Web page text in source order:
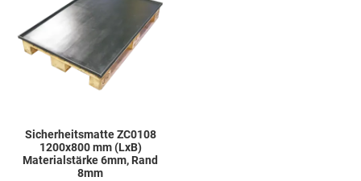
Sicherheitsmatte ZC0108
1200x800 mm (LxB)
Materialstärke 6mm, Rand
8mm